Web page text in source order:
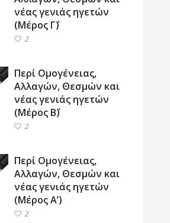
νέας γενιάς ηγετών
(Μέρος Γ΄)
2
Περί Ομογένειας,
Αλλαγών, Θεσμών και
νέας γενιάς ηγετών
(Μέρος Β΄)
2
Περί Ομογένειας,
Αλλαγών, Θεσμών και
νέας γενιάς ηγετών
(Μέρος Α’)
2